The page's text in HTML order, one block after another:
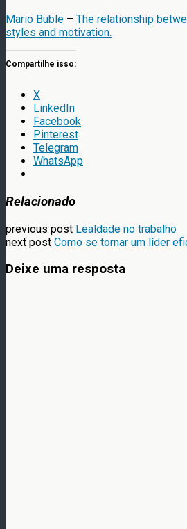
Mario Buble – The relationship
styles and motivation.
Compartilhe isso:
X
LinkedIn
Facebook
Pinterest
Telegram
WhatsApp
Relacionado
previous post Lealdade no trabalho
next post Como se tornar um líder
Deixe uma resposta